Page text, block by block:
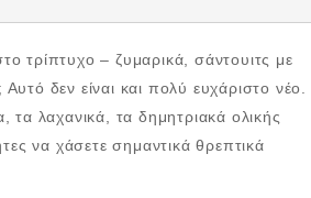
τρίπτυχο – ζυμαρικά, σάντουιτς με
δεν είναι και πολύ ευχάριστο νέο.
τα λαχανικά, τα δημητριακά ολικής
να χάσετε σημαντικά θρεπτικά